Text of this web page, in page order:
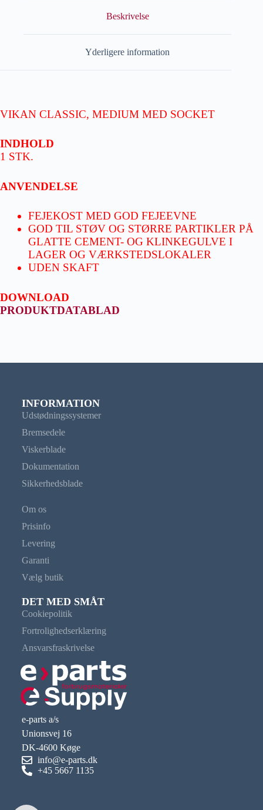
Beskrivelse
Yderligere information
VIKAN CLASSIC, MEDIUM MED SOCKET
INDHOLD
1 STK.
ANVENDELSE
FEJEKOST MED GOD FEJEEVNE
GOD TIL STØV OG STØRRE PARTIKLER PÅ
GLATTE CEMENT- OG KLINKEGULVE I
LAGER OG VÆRKSTEDSLOKALER
UDEN SKAFT
DOWNLOAD
PRODUKTDATABLAD
INFORMATION
Udstødningssystemer
Bremsedele
Viskerblade
Dokumentation
Sikkerhedsblade
Om os
Prisinfo
Levering
Garanti
Vælg butik
DET MED SMÅT
Cookiepolitik
Fortrolighedserklæring
Ansvarsfraskrivelse
e-parts a/s
Unionsvej 16
DK-4600 Køge
info@e-parts.dk
+45 5667 1135